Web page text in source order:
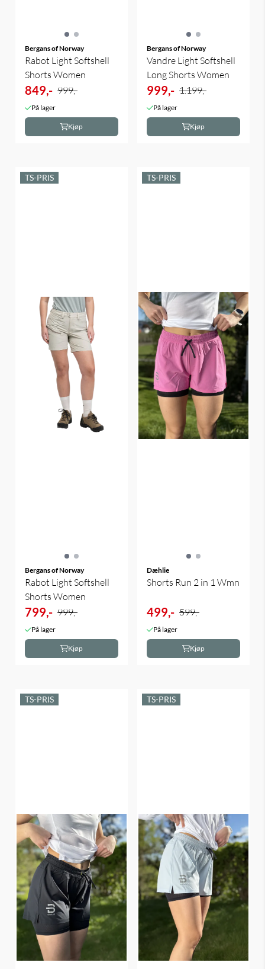
Bergans of Norway
Rabot Light Softshell
Shorts Women
849,- 999,-
På lager
Kjøp
Bergans of Norway
Vandre Light Softshell
Long Shorts Women
999,- 1.199,-
På lager
Kjøp
Bergans of Norway
Rabot Light Softshell
Shorts Women
799,- 999,-
På lager
Kjøp
Dæhlie
Shorts Run 2 in 1 Wmn
499,- 599,-
På lager
Kjøp